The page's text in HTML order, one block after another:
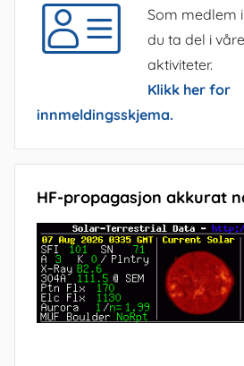
Som medlem
du ta del i
aktiviteter.
Klikk her for
innmeldingsskjema.
HF-propagasjon akkurat